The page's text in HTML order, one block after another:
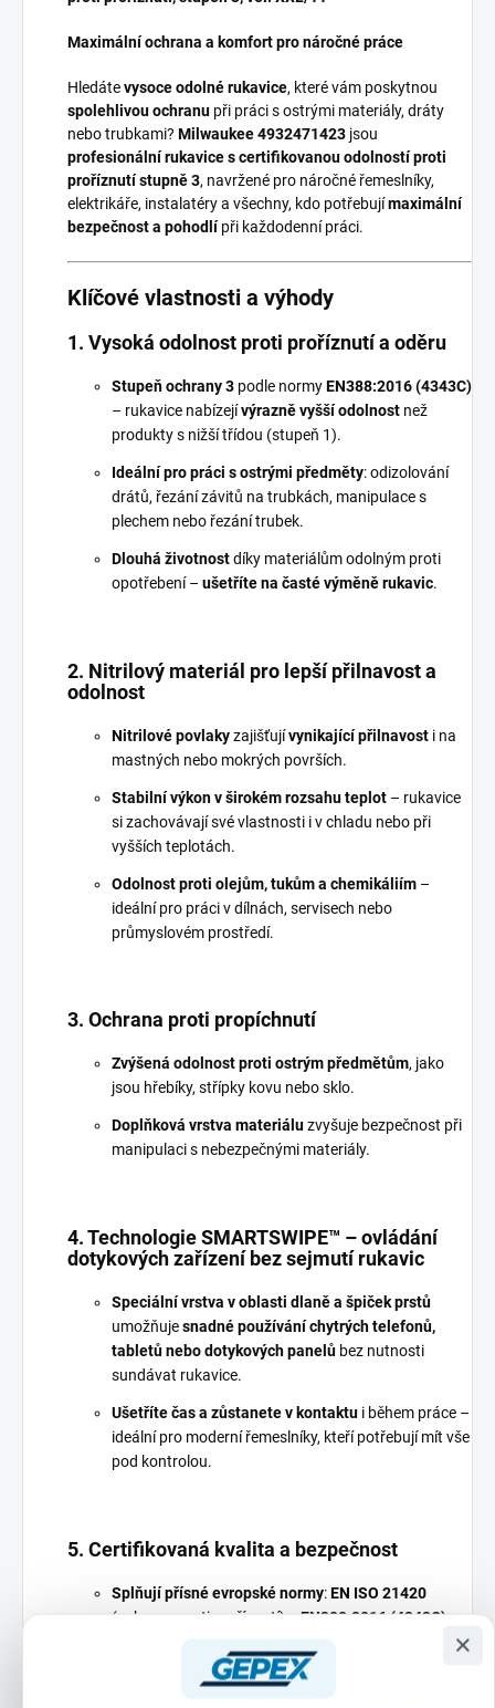
×
Maximální ochrana a komfort pro náročné práce
Hledátevysoce odolné rukavice, které vám poskytnou
spolehlivou ochranu při práci s ostrými materiály, dráty
nebo trubkami? Milwaukee 4932471423 jsou
profesionální rukavice s certifikovanou odolností proti
proříznutí stupně 3, navržené pro náročné řemeslníky,
elektrikáře, instalatéry a všechny, kdo potřebujímaximální
bezpečnost a pohodlípři každodenní práci.
Klíčové vlastnosti a výhody
1. Vysoká odolnost proti proříznutí a oděru
Stupeň ochrany 3 podle normyEN388:2016 (4343C)
– rukavice nabízejívýrazně vyšší odolnost než
produkty s nižší třídou (stupeň 1).
Ideální pro práci s ostrými předměty: odizolování
drátů, řezání závitů na trubkách, manipulace s
plechem nebo řezání trubek.
Dlouhá životnostdíky materiálům odolným proti
opotřebení – ušetříte na časté výměně rukavic.
2. Nitrilový materiál pro lepší přilnavost a
odolnost
Nitrilové povlakyzajišťujívynikající přilnavost i na
mastných nebo mokrých površích.
Stabilní výkon v širokém rozsahu teplot – rukavice
si zachovávají své vlastnosti i v chladu nebo při
vyšších teplotách.
Odolnost proti olejům, tukům a chemikáliím –
ideální pro práci v dílnách, servisech nebo
průmyslovém prostředí.
3. Ochrana proti propíchnutí
Zvýšená odolnost proti ostrým předmětům, jako
jsou hřebíky, střípky kovu nebo sklo.
Doplňková vrstva materiáluzvyšuje bezpečnost při
manipulaci s nebezpečnými materiály.
4. Technologie SMARTSWIPE™ – ovládání
dotykových zařízení bez sejmutí rukavic
Speciální vrstva v oblasti dlaně a špiček prstů
umožňujesnadné používání chytrých telefonů,
tabletů nebo dotykových panelů bez nutnosti
sundávat rukavice.
Ušetříte čas a zůstanete v kontaktu i během práce –
ideální pro moderní řemeslníky, kteří potřebují mít vše
pod kontrolou.
5. Certifikovaná kvalita a bezpečnost
Splňují přísné evropské normy:EN ISO 21420
(ochrana proti proříznutí) a EN388:2016 (4343C)
Důvěryhodný výrobce Milwaukee
kterou se můžete spolehnout v profesionálních